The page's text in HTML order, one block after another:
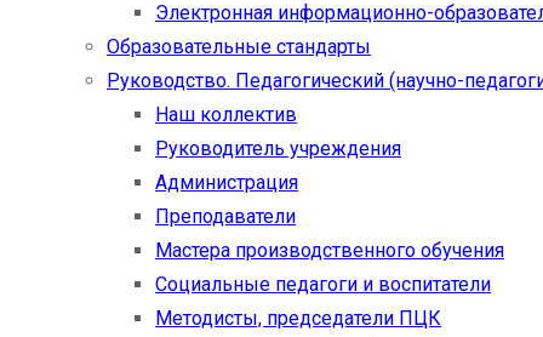
Электронная информационно-
Образовательные стандарты
Руководство. Педагогический (научно-
Наш коллектив
Руководитель учреждения
Администрация
Преподаватели
Мастера производственного обучения
Социальные педагоги и воспитатели​
Методисты, председатели ПЦК